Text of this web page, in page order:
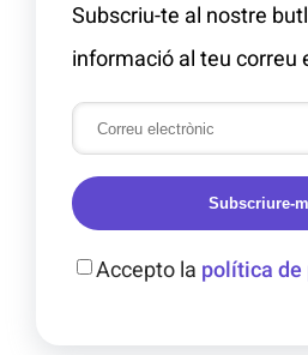
Subscriu-te al nostre
informació al teu correu
Subscriure-
Accepto la política